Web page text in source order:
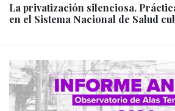
La privatización silenciosa.
en el Sistema Nacional de Salud